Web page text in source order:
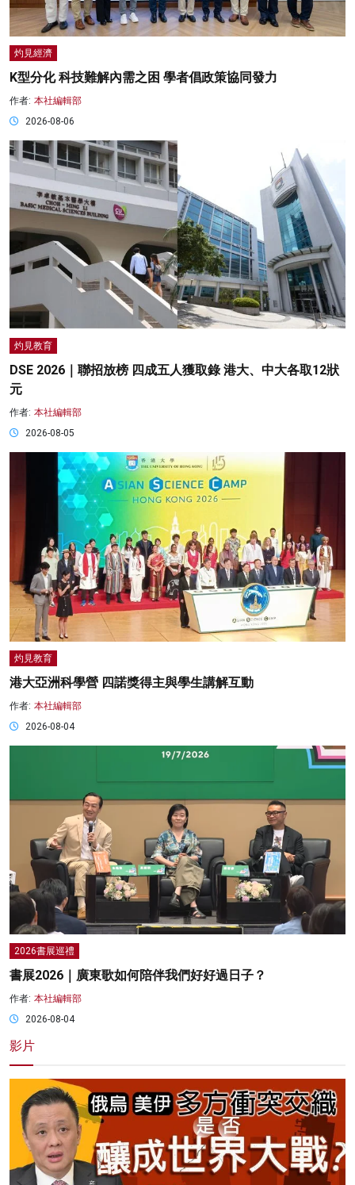
灼見經濟
K型分化 科技難解內需之困 學者倡政策協同發力
作者: 本社編輯部
2026-08-06
灼見教育
DSE 2026｜聯招放榜 四成五人獲取錄 港大、中大各取12狀
元
作者: 本社編輯部
2026-08-05
灼見教育
港大亞洲科學營 四諾獎得主與學生講解互動
作者: 本社編輯部
2026-08-04
2026書展巡禮
書展2026｜廣東歌如何陪伴我們好好過日子？
作者: 本社編輯部
2026-08-04
影片